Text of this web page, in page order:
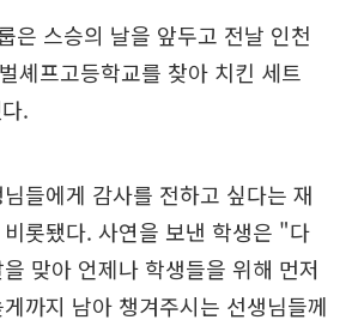
은 스승의 날을 앞두고 전날 인천
셰프고등학교를 찾아 치킨 세트
.
들에게 감사를 전하고 싶다는 재
롯됐다. 사연을 보낸 학생은 "다
맞아 언제나 학생들을 위해 먼저
까지 남아 챙겨주시는 선생님들께